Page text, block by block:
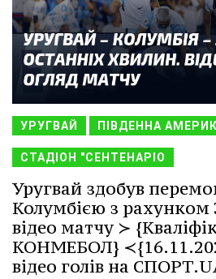
УРУГВАЙ ПІВДЕННА
СТАДІОН "СЕНТЕНАРІО
Уругвай здобув
Колумбією з рахунком
відео матчу ≻
КОНМЕБОЛ}
відео голів на